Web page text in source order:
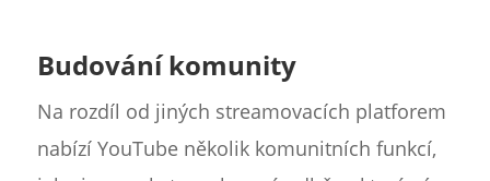
Budování komunity
Na rozdíl od jiných streamovacích platforem
nabízí YouTube několik komunitních funkcí,